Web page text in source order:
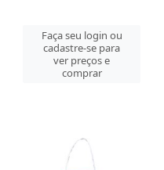
Faça seu login ou
cadastre-se para
ver preços e
comprar